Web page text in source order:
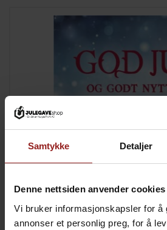
Samtykke Detaljer
Denne nettsiden anvender cookies
Vi bruker informasjonskapsler for å
annonser et personlig preg, for å